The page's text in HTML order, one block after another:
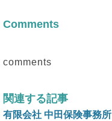
Comments
comments
関連する記事
有限会社 中田保険事務所